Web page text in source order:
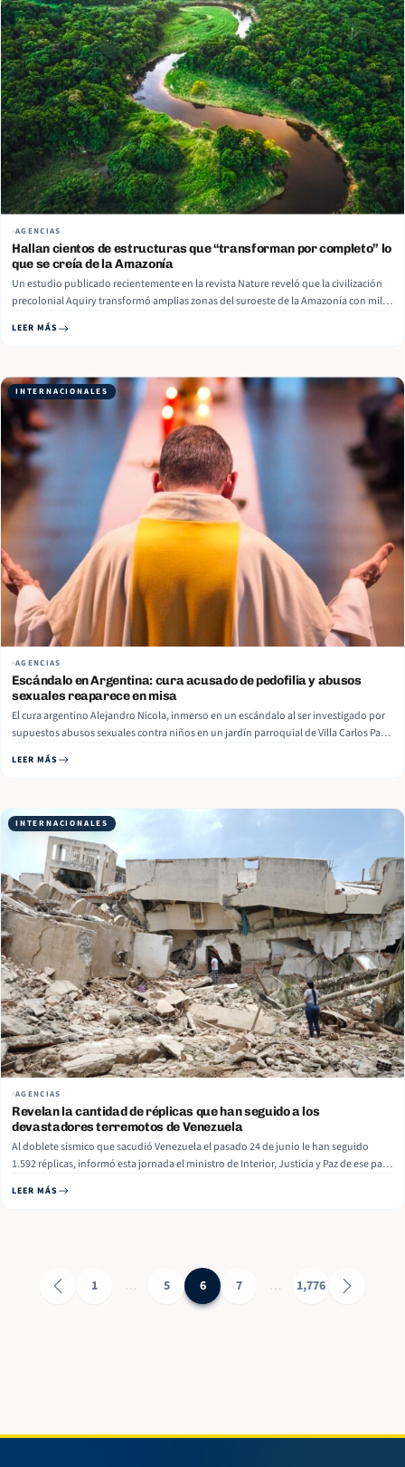
AGENCIAS
Hallan cientos de estructuras que “transforman por completo” lo
que se creía de la Amazonía
Un estudio publicado recientemente en la revista Nature reveló que la civilización
precolonial Aquiry transformó amplias zonas del suroeste de la Amazonía con miles
tecnología LIDAR, un sistema de teledetección que utiliza pulsos de láser para crear
LEER MÁS
INTERNACIONALES
AGENCIAS
Escándalo en Argentina: cura acusado de pedofilia y abusos
sexuales reaparece en misa
El cura argentino Alejandro Nicola, inmerso en un escándalo al ser investigado por
supuestos abusos sexuales contra niños en un jardín parroquial de Villa Carlos Paz,
misa que él mismo celebró en la Catedral de la ciudad cordobesa junto al párroco…
LEER MÁS
INTERNACIONALES
AGENCIAS
Revelan la cantidad de réplicas que han seguido a los
devastadores terremotos de Venezuela
Al doblete sísmico que sacudió Venezuela el pasado 24 de junio le han seguido
1.592 réplicas, informó esta jornada el ministro de Interior, Justicia y Paz de ese país
la cantidad de sismos ha disminuido gradualmente. “Comenzamos… Read More
LEER MÁS
1 … 5 6 7 … 1,776